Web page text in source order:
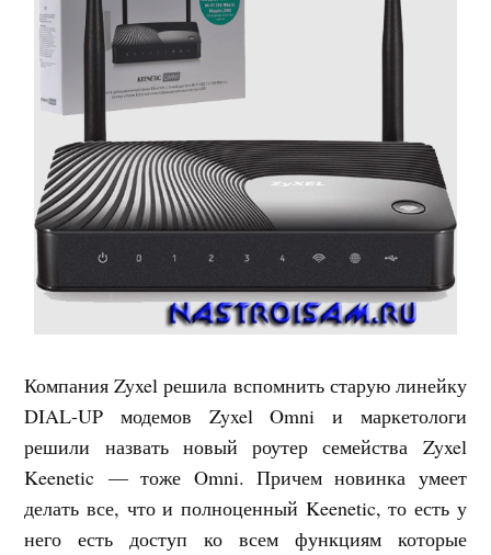
Компания Zyxel решила вспомнить старую линейку
DIAL-UP модемов Zyxel Omni и маркетологи
решили назвать новый роутер семейства Zyxel
Keenetic — тоже Omni. Причем новинка умеет
делать все, что и полноценный Keenetic, то есть у
него есть доступ ко всем функциям которые